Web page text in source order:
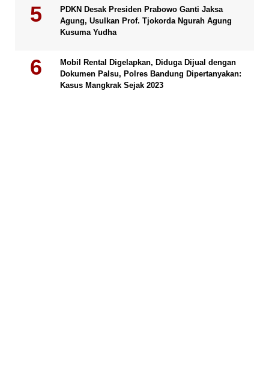
PDKN Desak Presiden Prabowo Ganti Jaksa
Agung, Usulkan Prof. Tjokorda Ngurah Agung
Kusuma Yudha
Mobil Rental Digelapkan, Diduga Dijual dengan
Dokumen Palsu, Polres Bandung Dipertanyakan:
Kasus Mangkrak Sejak 2023